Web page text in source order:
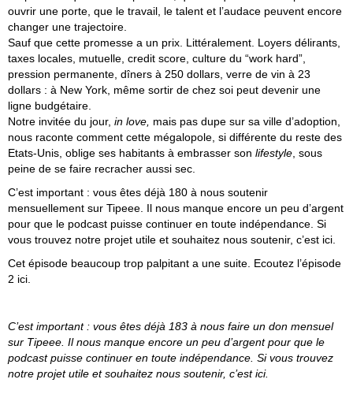
ouvrir une porte, que le travail, le talent et l’audace peuvent encore
changer une trajectoire.
Sauf que cette promesse a un prix. Littéralement. Loyers délirants,
taxes locales, mutuelle, credit score, culture du “work hard”,
pression permanente, dîners à 250 dollars, verre de vin à 23
dollars : à New York, même sortir de chez soi peut devenir une
ligne budgétaire.
Notre invitée du jour, in love, mais pas dupe sur sa ville d’adoption,
nous raconte comment cette mégalopole, si différente du reste des
Etats-Unis, oblige ses habitants à embrasser son lifestyle , sous
peine de se faire recracher aussi sec.
C’est important : vous êtes déjà 180 à nous soutenir
mensuellement sur Tipeee. Il nous manque encore un peu d’argent
pour que le podcast puisse continuer en toute indépendance. Si
vous trouvez notre projet utile et souhaitez nous soutenir, c’est ici.
Cet épisode beaucoup trop palpitant a une suite. Ecoutez l’épisode
2 ici.
C’est important : vous êtes déjà 183 à nous faire un don mensuel
sur Tipeee. Il nous manque encore un peu d’argent pour que le
podcast puisse continuer en toute indépendance. Si vous trouvez
notre projet utile et souhaitez nous soutenir, c’est ici.